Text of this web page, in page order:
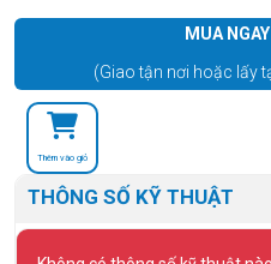
MUA NGAY
(Giao tận nơi hoặc lấy
Thêm vào giỏ
THÔNG SỐ KỸ THUẬT